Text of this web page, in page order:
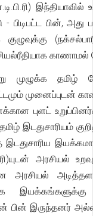
இந்தியாவில்
பின், அது
முழுக்க தமிழ்
முனைப்புடன்
புளட்
இடதுசாரியம்
இடதுசாரிய
அரசியல்
அரசியல்
இயக்கங்களுக்கு
பின் இருந்தனர்